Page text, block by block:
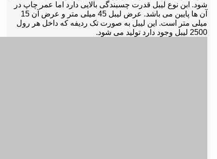
شود. ابن نوع لیبل قدرت چسبندگی بالایی دارد اما عمر چاپ در
آن ها پایین می باشد. عرض لیبل 45 میلی متر و عرض آن 15
میلی متر است. این لیبل به صورت تک ردیفه که داخل هر رول
2500 لیبل وجود دارد تولید می شود.